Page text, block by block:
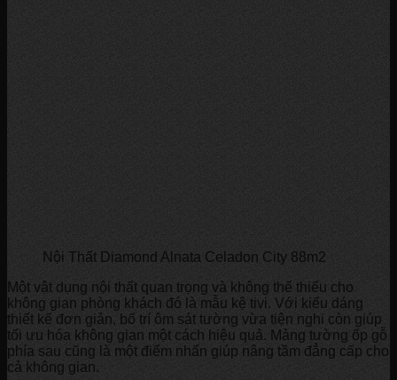
Nội Thất Diamond Alnata Celadon City 88m2
Một vật dụng nội thất quan trọng và không thể thiếu cho
không gian phòng khách đó là mẫu kệ tivi. Với kiểu dáng
thiết kế đơn giản, bố trí ôm sát tường vừa tiện nghi còn giúp
tối ưu hóa không gian một cách hiệu quả. Mảng tường ốp gỗ
phía sau cũng là một điểm nhấn giúp nâng tầm đẳng cấp cho
cả không gian.